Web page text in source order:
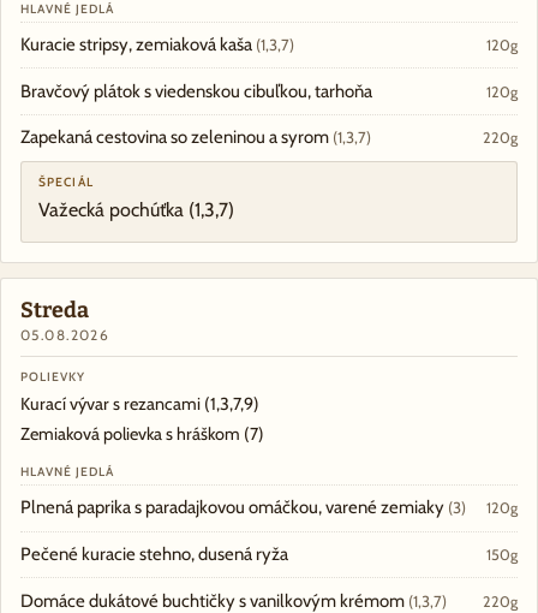
HLAVNÉ JEDLÁ
Kuracie stripsy, zemiaková kaša (1,3,7) 120g
Bravčový plátok s viedenskou cibuľkou, tarhoňa 120g
Zapekaná cestovina so zeleninou a syrom (1,3,7) 220g
ŠPECIÁL
Važecká pochúťka (1,3,7)
Streda
05.08.2026
POLIEVKY
Kurací vývar s rezancami (1,3,7,9)
Zemiaková polievka s hráškom (7)
HLAVNÉ JEDLÁ
Plnená paprika s paradajkovou omáčkou, varené zemiaky (3) 120g
Pečené kuracie stehno, dusená ryža 150g
Domáce dukátové buchtičky s vanilkovým krémom (1,3,7) 220g